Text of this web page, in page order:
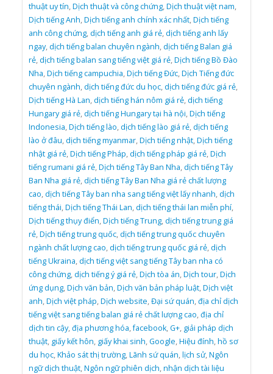
thuật uy tín,Dịch thuật và công chứng,Dịch thuật việt nam,
Dịch tiếng Anh,Dịch tiếng anh chính xác nhất,Dịch tiếng
anh công chứng,dịch tiếng anh giá rẻ,dịch tiếng anh lấy
ngay,dịch tiếng balan chuyên ngành,dịch tiếng Balan giá
rẻ,dịch tiếng balan sang tiếng việt giá rẻ,Dịch tiếng Bồ Đào
Nha,Dịch tiếng campuchia,Dịch tiếng Đức,Dịch Tiếng đức
chuyên ngành,dịch tiếng đức du học,dịch tiếng đức giá rẻ,
Dịch tiếng Hà Lan,dịch tiếng hán nôm giá rẻ,dịch tiếng
Hungary giá rẻ,dịch tiếng Hungary tại hà nội,Dịch tiếng
Indonesia,Dịch tiếng lào,dịch tiếng lào giá rẻ,dịch tiếng
lào ở đâu,dịch tiếng myanmar,Dịch tiếng nhật,Dịch tiếng
nhật giá rẻ,Dịch tiếng Pháp,dịch tiếng pháp giá rẻ,Dịch
tiếng rumani giá rẻ,Dịch tiếng Tây Ban Nha,dịch tiếng Tây
Ban Nha giá rẻ,dịch tiếng Tây Ban Nha giá rẻ chất lượng
cao,dịch tiếng Tây ban nha sang tiếng việt lấy nhanh,dịch
tiếng thái,Dịch tiếng Thái Lan,dịch tiếng thái lan miễn phí,
Dịch tiếng thụy điển,Dịch tiếng Trung,dịch tiếng trung giá
rẻ,Dịch tiếng trung quốc,dịch tiếng trung quốc chuyên
ngành chất lượng cao,dịch tiếng trung quốc giá rẻ,dịch
tiếng Ukraina,dịch tiếng việt sang tiếng Tây ban nha có
công chứng,dịch tiếng ý giá rẻ,Dịch tòa án,Dịch tour,Dịch
ứng dụng,Dịch văn bản,Dịch văn bản pháp luật,Dịch việt
anh,Dịch việt pháp,Dịch website,Đại sứ quán,địa chỉ dịch
tiếng việt sang tiếng balan giá rẻ chất lượng cao,địa chỉ
dịch tin cậy,địa phương hóa,facebook,G+, giải pháp dịch
thuật, giấy kết hôn, giấy khai sinh,Google,Hiệu đính,hồ sơ
du học,Khảo sát thị trường,Lãnh sứ quán,lịch sử,Ngôn
ngữ dịch thuật,Ngôn ngữ phiên dịch,nhận dịch tài liệu